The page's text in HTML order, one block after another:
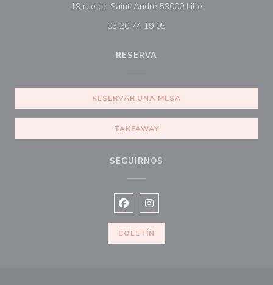
19 rue de Saint-André 59000 Lille
03 20 74 19 05
RESERVA
RESERVAR UNA MESA
TAKEAWAY
SEGUIRNOS
Facebook ((abre en una nueva
Instagram ((abre en una
BOLETÍN